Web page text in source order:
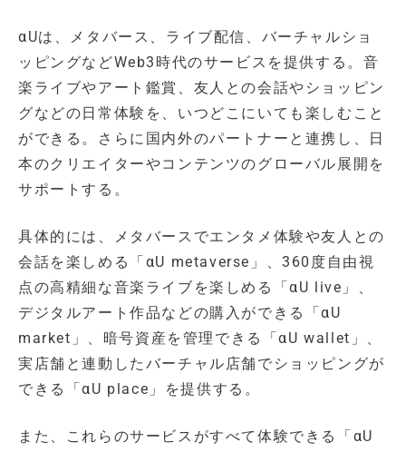
αUは、メタバース、ライブ配信、バーチャルショ
ッピングなどWeb3時代のサービスを提供する。音
楽ライブやアート鑑賞、友人との会話やショッピン
グなどの日常体験を、いつどこにいても楽しむこと
ができる。さらに国内外のパートナーと連携し、日
本のクリエイターやコンテンツのグローバル展開を
サポートする。
具体的には、メタバースでエンタメ体験や友人との
会話を楽しめる「αU metaverse」、360度自由視
点の高精細な音楽ライブを楽しめる「αU live」、
デジタルアート作品などの購入ができる「αU
market」、暗号資産を管理できる「αU wallet」、
実店舗と連動したバーチャル店舗でショッピングが
できる「αU place」を提供する。
また、これらのサービスがすべて体験できる「αU